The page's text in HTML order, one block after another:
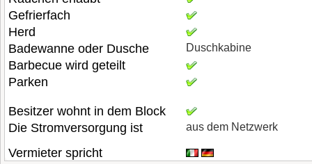
Gefrierfach
Herd
Badewanne oder Dusche
Duschkabine
Barbecue wird geteilt
Parken
Besitzer wohnt in dem Block
Die Stromversorgung ist
aus dem Netzwerk
Vermieter spricht